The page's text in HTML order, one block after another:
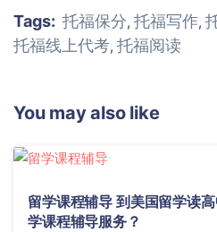
Tags: 托福保分, 托福写作,
托福线上代考, 托福阅读
You may also like
留学课程辅导 到美国留学读
学课程辅导服务？